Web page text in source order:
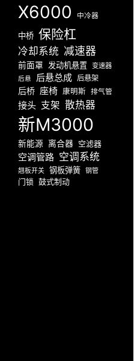
X6000 中冷器
中桥 保险杠
冷却系统 减速器
前面罩 发动机悬置 变速器
后悬 后悬总成 后悬架
后桥 座椅 康明斯 排气管
接头 支架 散热器
新M3000
新能源 离合器 空滤器
空调管路 空调系统
翘板开关 钢板弹簧 钢管
门锁 鼓式制动